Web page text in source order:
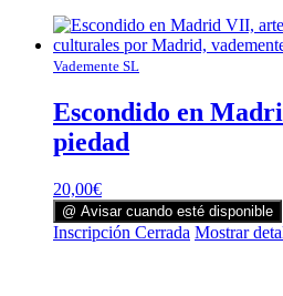
Vademente SL
Escondido en
piedad
20,00€
@ Avisar cuando esté disponible
Inscripción Cerrada Mostrar